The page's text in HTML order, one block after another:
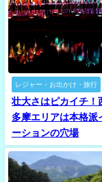
レジャー・お出かけ・旅行
壮大さはピカイチ！
多摩エリアは本格派
ーションの穴場